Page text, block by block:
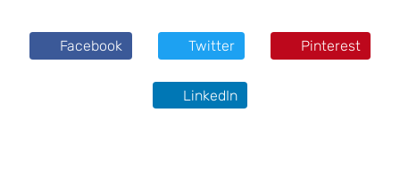
Facebook Twitter Pinterest
LinkedIn